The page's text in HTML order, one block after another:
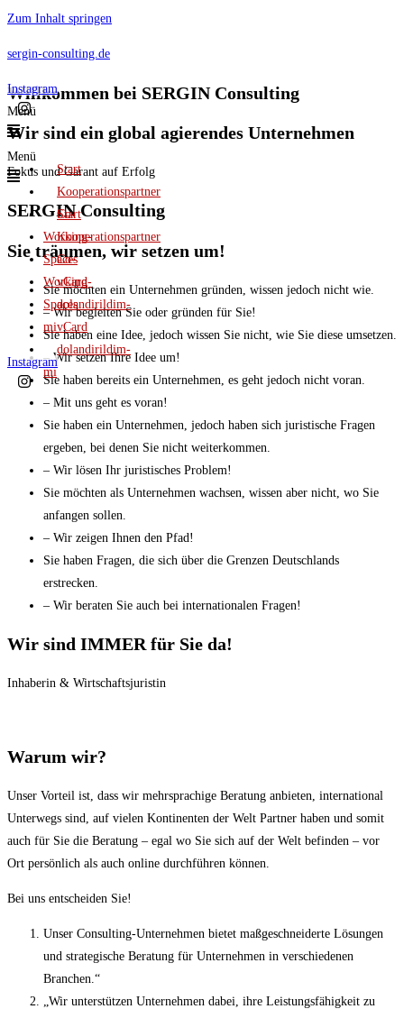
Zum Inhalt springen
sergin-consulting.de
Instagram
Menü
Start
Kooperationspartner
Co-
Working-
Spaces
vCard
dolandirildim-
mi
Menü
Start
Kooperationspartner
Co-
Working-
Spaces
vCard
dolandirildim-
mi
Instagram
Willkommen bei SERGIN Consulting
Wir sind ein global agierendes Unternehmen
Fokus und Garant auf Erfolg
SERGIN Consulting
Sie träumen, wir setzen um!
Sie möchten ein Unternehmen gründen, wissen jedoch nicht wie.
– Wir begleiten Sie oder gründen für Sie!
Sie haben eine Idee, jedoch wissen Sie nicht, wie Sie diese umsetzen.
– Wir setzen Ihre Idee um!
Sie haben bereits ein Unternehmen, es geht jedoch nicht voran.
– Mit uns geht es voran!
Sie haben ein Unternehmen, jedoch haben sich juristische Fragen
ergeben, bei denen Sie nicht weiterkommen.
– Wir lösen Ihr juristisches Problem!
Sie möchten als Unternehmen wachsen, wissen aber nicht, wo Sie
anfangen sollen.
– Wir zeigen Ihnen den Pfad!
Sie haben Fragen, die sich über die Grenzen Deutschlands
erstrecken.
– Wir beraten Sie auch bei internationalen Fragen!
Wir sind IMMER für Sie da!
Inhaberin & Wirtschaftsjuristin
Warum wir?
Unser Vorteil ist, dass wir mehrsprachige Beratung anbieten, international
Unterwegs sind, auf vielen Kontinenten der Welt Partner haben und somit
auch für Sie die Beratung – egal wo Sie sich auf der Welt befinden – vor
Ort persönlich als auch online durchführen können.
Bei uns entscheiden Sie!
Unser Consulting-Unternehmen bietet maßgeschneiderte Lösungen
und strategische Beratung für Unternehmen in verschiedenen
Branchen.“
„Wir unterstützen Unternehmen dabei, ihre Leistungsfähigkeit zu